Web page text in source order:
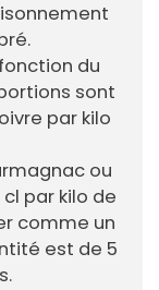
du
sont
par kilo
ou
par kilo de
comme un
est de 5